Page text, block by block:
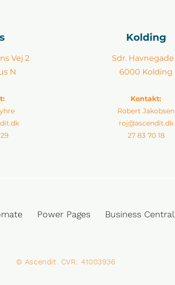
Vej 2
N
Kolding
Sdr. Havnegade
6000 Kolding
Kontakt:
Robert Jakobsen
roj@ascendit.dk
27 83 70 18
Power Pages Business
© Ascendit. CVR: 41003936